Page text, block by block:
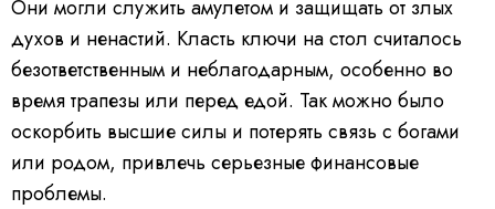
Они могли служить амулетом и защищать от злых
духов и ненастий. Класть ключи на стол считалось
безответственным и неблагодарным, особенно во
время трапезы или перед едой. Так можно было
оскорбить высшие силы и потерять связь с богами
или родом, привлечь серьезные финансовые
проблемы.